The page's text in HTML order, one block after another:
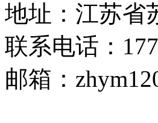
地址：江苏省
联系电话：
邮箱：